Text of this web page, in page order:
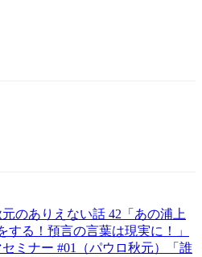
元のありえない話 42「あの浦上
する！預言の言葉は現実に！」
セミナー #01（パウロ秋元）「誰